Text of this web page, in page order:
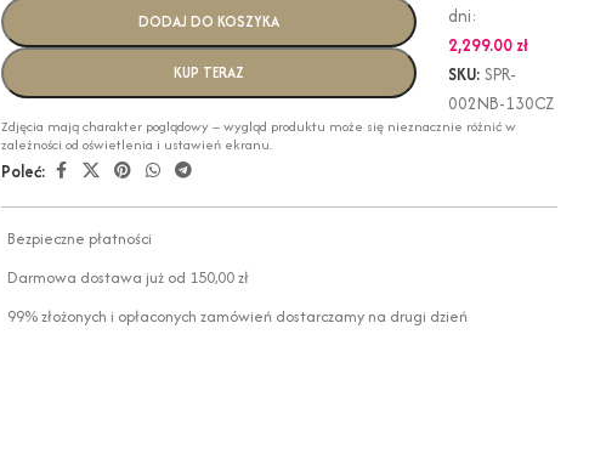
DODAJ DO KOSZYKA
KUP TERAZ
dni:
2,299.00 zł
SKU:SPR-
002NB-130CZ
Zdjęcia mają charakter poglądowy – wygląd produktu może się nieznacznie różnić w
zależności od oświetlenia i ustawień ekranu.
Poleć:
Bezpieczne płatności
Darmowa dostawa już od 150,00 zł
99% złożonych i opłaconych zamówień dostarczamy na drugi dzień